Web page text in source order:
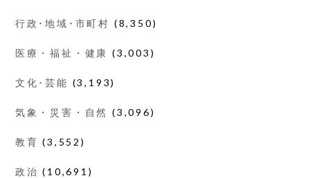
行政･地域･市町村 (8,350)
医療・福祉・健康 (3,003)
文化･芸能 (3,193)
気象・災害・自然 (3,096)
教育 (3,552)
政治 (10,691)